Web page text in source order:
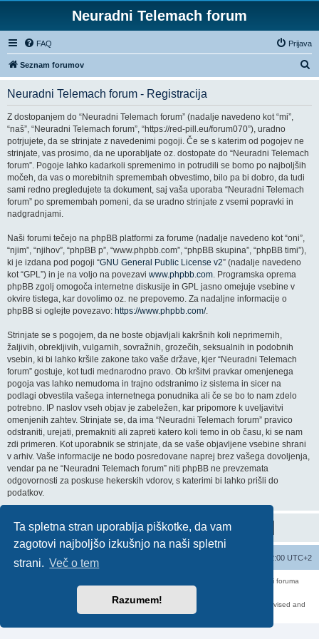
Ta spletna stran uporablja piškotke, da vam
zagotovi najboljšo izkušnjo na naši spletni
strani. Več o tem
Razumem!
Neuradni Telemach forum
FAQ Prijava
Seznam forumov
s
Neuradni Telemach forum - Registracija
Z dostopanjem do “Neuradni Telemach forum” (nadalje navedeno kot “mi”,
“naš”, “Neuradni Telemach forum”, “https://red-pill.eu/forum070”), uradno
potrjujete, da se strinjate z navedenimi pogoji. Če se s katerim od pogojev ne
strinjate, vas prosimo, da ne uporabljate oz. dostopate do “Neuradni Telemach
forum”. Pogoje lahko kadarkoli spremenimo in potrudili se bomo po najboljših
močeh, da vas o morebitnih spremembah obvestimo, bilo pa bi dobro, da tudi
sami redno pregledujete ta dokument, saj vaša uporaba “Neuradni Telemach
forum” po spremembah pomeni, da se uradno strinjate z vsemi popravki in
nadgradnjami.
Naši forumi tečejo na phpBB platformi za forume (nadalje navedeno kot “oni”,
“njim”, “njihov”, “phpBB p”, “www.phpbb.com”, “phpBB skupina”, “phpBB timi”),
ki je izdana pod pogoji “GNU General Public License v2” (nadalje navedeno
kot “GPL”) in je na voljo na povezavi www.phpbb.com. Programska oprema
phpBB zgolj omogoča internetne diskusije in GPL jasno omejuje vsebine v
okvire tistega, kar dovolimo oz. ne prepovemo. Za nadaljne informacije o
phpBB si oglejte povezavo: https://www.phpbb.com/.
Strinjate se s pogojem, da ne boste objavljali kakršnih koli neprimernih,
žaljivih, obrekljivih, vulgarnih, sovražnih, grozečih, seksualnih in podobnih
vsebin, ki bi lahko kršile zakone tako vaše države, kjer “Neuradni Telemach
forum” gostuje, kot tudi mednarodno pravo. Ob kršitvi pravkar omenjenega
pogoja vas lahko nemudoma in trajno odstranimo iz sistema in sicer na
podlagi obvestila vašega internetnega ponudnika ali če se bo to nam zdelo
potrebno. IP naslov vseh objav je zabeležen, kar pripomore k uveljavitvi
omenjenih zahtev. Strinjate se, da ima “Neuradni Telemach forum” pravico
odstraniti, urejati, premakniti ali zapreti katero koli temo in ob času, ki se nam
zdi primeren. Kot uporabnik se strinjate, da se vaše objavljene vsebine shrani
v arhiv. Vaše informacije ne bodo posredovane naprej brez vašega dovoljenja,
vendar pa ne “Neuradni Telemach forum” niti phpBB ne prevzemata
odgovornosti za poskuse hekerskih vdorov, s katerimi bi lahko prišli do
podatkov.
Seznam forumov Vsi časi so UTC+02:00 UTC+2
Forum070 je neuradni forum uporabnikov operaterja Telemach. Administratorji foruma
nimamo nobene povezave s podjetjem Telemach d.o.o.
Za vse objavljene prispevke odgovarjajo izključno njihovi avtorji.
https://red-pill.eu/forum070 -- forum070@red-pill.eu -- Powered by phpBB3 -- revised and